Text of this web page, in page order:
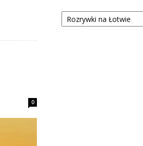
0
Kategorie